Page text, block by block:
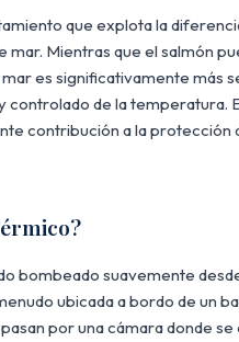
que explota la
Mientras que el salmón
es significativamente más
controlado de la temperatura.
contribución a la protección
bombeado suavemente
ubicada a bordo de un
por una cámara donde